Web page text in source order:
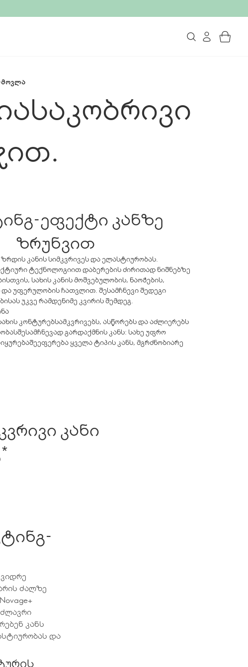
მოვლა
ეფექტი კანზე
ზრუნვით
ზრდის კანის სიმკვრივეს და ელასტიურობას.
ტექნოლოგიით დაბერების ძირითად ნიშნებზე
სახის კანის მოშვებულობის, ნაოჭების,
და უფერულობის ჩათვლით. შესამჩნევი შედეგი
უკვე რამდენიმე კვირის შემდეგ.
კონტურებსამკვრივებს, ასწორებს და აძლიერებს
გარდაქმნის კანს: სახე უფრო
ყველა ტიპის კანს, მგრძნობიარე
ძალზე
კანს
და